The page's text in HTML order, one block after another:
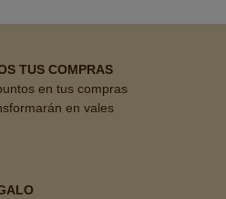
TUS COMPRAS
en tus compras
en vales